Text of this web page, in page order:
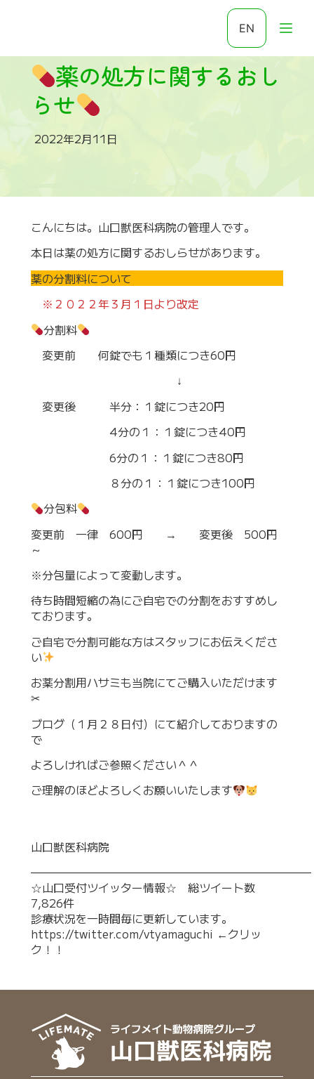
EN
薬の処方に関するおし
らせ
2022年2月11日
こんにちは。山口獣医科病院の管理人です。
本日は薬の処方に関するおしらせがあります。
薬の分割料について
※２０２２年３月１日より改定
分割料
変更前 何錠でも１種類につき60円
↓
変更後 半分：１錠につき20円
4分の１：１錠につき40円
6分の１：１錠につき80円
８分の１：１錠につき100円
分包料
変更前 一律 600円 → 変更後 500円
～
※分包量によって変動します。
待ち時間短縮の為にご自宅での分割をおすすめし
ております。
ご自宅で分割可能な方はスタッフにお伝えくださ
い
お薬分割用ハサミも当院にてご購入いただけます
✂
ブログ（１月２８日付）にて紹介しておりますの
で
よろしければご参照ください＾＾
ご理解のほどよろしくお願いいたします
山口獣医科病院
—————————————————————————
☆山口受付ツイッター情報☆ 総ツイート数
7,826件
診療状況を一時間毎に更新しています。
https://twitter.com/vtyamaguchi ←クリッ
ク！！